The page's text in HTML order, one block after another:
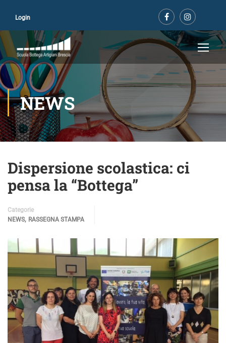
Login
NEWS
Dispersione scolastica: ci
pensa la “Bottega”
Categorie
NEWS, RASSEGNA STAMPA